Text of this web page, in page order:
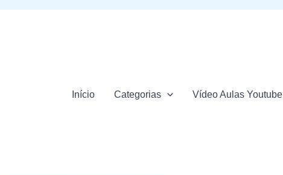
Início Categorias Vídeo Aulas Youtube